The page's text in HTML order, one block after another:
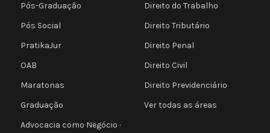
Pós-Graduação
Pós Social
PratikaJur
OAB
Maratonas
Graduação
Advocacia como Negócio ·
Direito do Trabalho
Direito Tributário
Direito Penal
Direito Civil
Direito Previdenciário
Ver todas as áreas